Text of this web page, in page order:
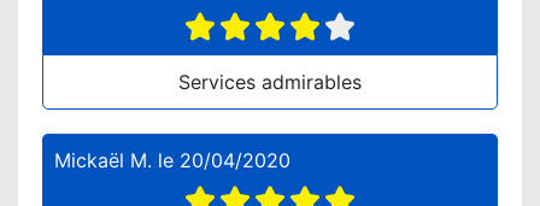
Services admirables
Mickaël M. le 20/04/2020